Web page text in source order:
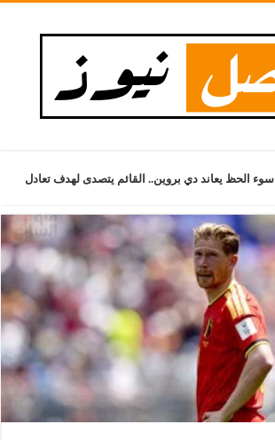
سوء الحظ يعاند دي بروين.. القائم يتصدى لهدف تعادل